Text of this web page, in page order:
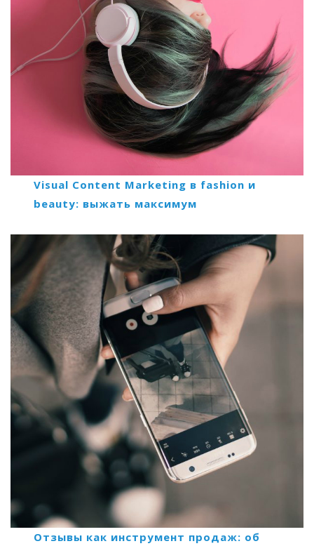
Visual Content Marketing в fashion и
beauty: выжать максимум
Отзывы как инструмент продаж: об